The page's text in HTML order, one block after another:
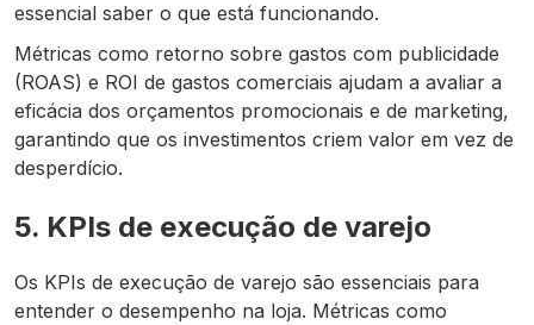
essencial saber o que está funcionando.
Métricas como retorno sobre gastos com publicidade
(ROAS) e ROI de gastos comerciais ajudam a avaliar a
eficácia dos orçamentos promocionais e de marketing,
garantindo que os investimentos criem valor em vez de
desperdício.
5. KPIs de execução de varejo
Os KPIs de execução de varejo são essenciais para
entender o desempenho na loja. Métricas como